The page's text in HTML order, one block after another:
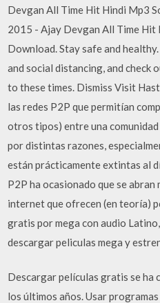
Devgan All Time Hit Hindi Mp3
2015 - Ajay Devgan All Time Hit
Download. Stay safe and
and social distancing, and
to these times. Dismiss Visit
las redes P2P que permitían
otros tipos) entre una
por distintas razones,
están prácticamente extintas al
P2P ha ocasionado que se abran
internet que ofrecen (en teoría)
gratis por mega con audio
descargar peliculas mega y
Descargar películas gratis se ha
los últimos años. Usar